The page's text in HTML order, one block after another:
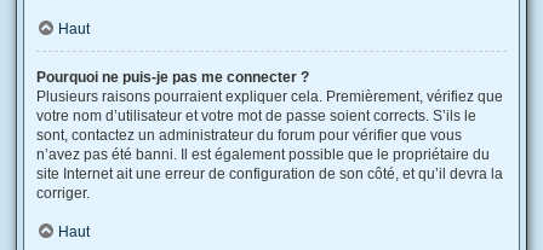
Haut
Pourquoi ne puis-je pas me connecter ?
Plusieurs raisons pourraient expliquer cela. Premièrement, vérifiez que
votre nom d’utilisateur et votre mot de passe soient corrects. S’ils le
sont, contactez un administrateur du forum pour vérifier que vous
n’avez pas été banni. Il est également possible que le propriétaire du
site Internet ait une erreur de configuration de son côté, et qu’il devra la
corriger.
Haut